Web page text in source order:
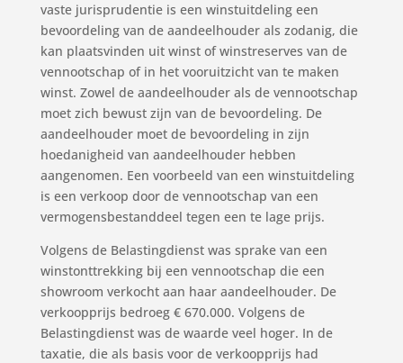
vaste jurisprudentie is een winstuitdeling een
bevoordeling van de aandeelhouder als zodanig, die
kan plaatsvinden uit winst of winstreserves van de
vennootschap of in het vooruitzicht van te maken
winst. Zowel de aandeelhouder als de vennootschap
moet zich bewust zijn van de bevoordeling. De
aandeelhouder moet de bevoordeling in zijn
hoedanigheid van aandeelhouder hebben
aangenomen. Een voorbeeld van een winstuitdeling
is een verkoop door de vennootschap van een
vermogensbestanddeel tegen een te lage prijs.
Volgens de Belastingdienst was sprake van een
winstonttrekking bij een vennootschap die een
showroom verkocht aan haar aandeelhouder. De
verkoopprijs bedroeg € 670.000. Volgens de
Belastingdienst was de waarde veel hoger. In de
taxatie, die als basis voor de verkoopprijs had